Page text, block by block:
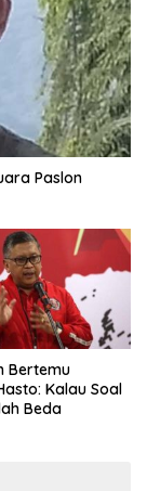
Paslon
Bertemu
Kalau Soal
Beda